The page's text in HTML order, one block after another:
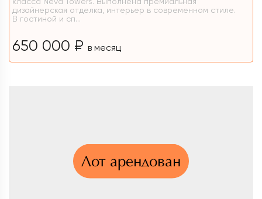
дизайнерская отделка, интерьер в современном стиле.
В гостиной и сп...
650 000 ₽ в месяц
Лот арендован